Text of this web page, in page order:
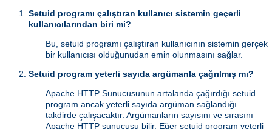
Setuid programı çalıştıran kullanıcı sistemin geçerli
kullanıcılarından biri mi?
Bu, setuid programı çalıştıran kullanıcının sistemin gerçek
bir kullanıcısı olduğunudan emin olunmasını sağlar.
Setuid program yeterli sayıda argümanla çağrılmış mı?
Apache HTTP Sunucusunun artalanda çağırdığı setuid
program ancak yeterli sayıda argüman sağlandığı
takdirde çalışacaktır. Argümanların sayısını ve sırasını
Apache HTTP sunucusu bilir. Eğer setuid program yeterli